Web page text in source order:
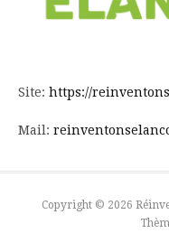
Site: https://
Mail:
Copyright © 2026